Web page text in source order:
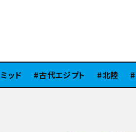
古代エジプト 北陸 味